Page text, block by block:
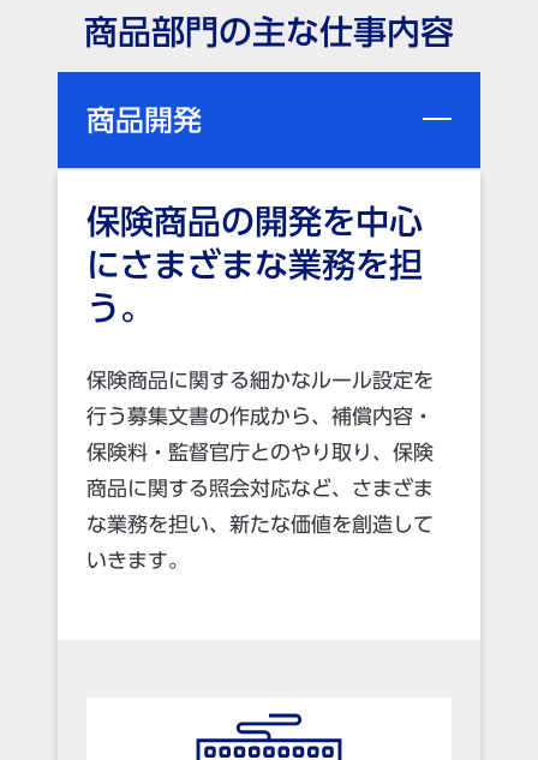
商品部門の主な仕事内容
商品開発
保険商品の開発を中心
にさまざまな業務を担
う。
保険商品に関する細かなルール設定を
行う募集文書の作成から、補償内容・
保険料・監督官庁とのやり取り、保険
商品に関する照会対応など、さまざま
な業務を担い、新たな価値を創造して
いきます。